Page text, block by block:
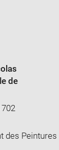
de
des Peintures